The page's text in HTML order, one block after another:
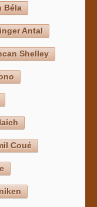
Béla
Antal
Shelley
Coué